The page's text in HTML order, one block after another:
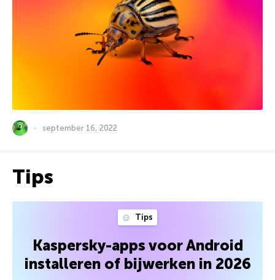
september 16, 2022
Tips
Tips
Kaspersky-apps voor Android
installeren of bijwerken in 2026